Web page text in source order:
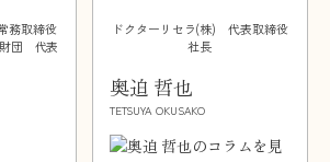
務取締役
団 代表
ドクターリセラ(株) 代表取締役
社長
奥迫 哲也
TETSUYA OKUSAKO